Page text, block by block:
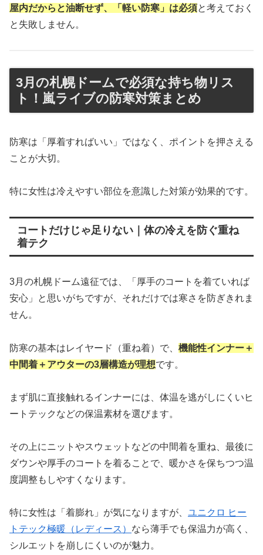
屋内だからと油断せず、「軽い防寒」は必須と考えておく
と失敗しません。
3月の札幌ドームで必須な持ち物リス
ト！嵐ライブの防寒対策まとめ
防寒は「厚着すればいい」ではなく、ポイントを押さえる
ことが大切。
特に女性は冷えやすい部位を意識した対策が効果的です。
コートだけじゃ足りない｜体の冷えを防ぐ重ね
着テク
3月の札幌ドーム遠征では、「厚手のコートを着ていれば
安心」と思いがちですが、それだけでは寒さを防ぎきれま
せん。
防寒の基本はレイヤード（重ね着）で、 機能性インナー＋
中間着＋アウターの3層構造が理想です。
まず肌に直接触れるインナーには、体温を逃がしにくいヒ
ートテックなどの保温素材を選びます。
その上にニットやスウェットなどの中間着を重ね、最後に
ダウンや厚手のコートを着ることで、暖かさを保ちつつ温
度調整もしやすくなります。
特に女性は「着膨れ」が気になりますが、 ユニクロ ヒー
トテック極暖（レディース） なら薄手でも保温力が高く、
シルエットを崩しにくいのが魅力。